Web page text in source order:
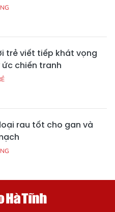
trẻ viết tiếp khát vọng
ức chiến tranh
rau tốt cho gan và